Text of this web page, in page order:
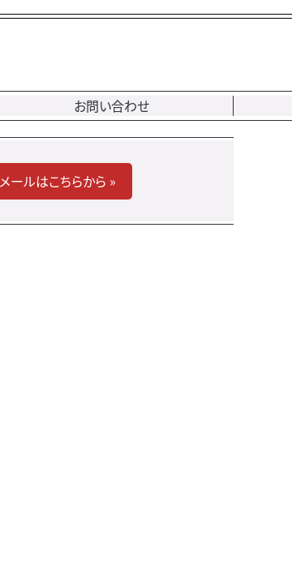
お問い合わせ
メールはこちらから »